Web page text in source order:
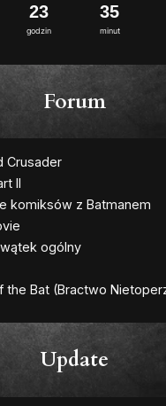
godzin
23
minut
35
Forum
Update